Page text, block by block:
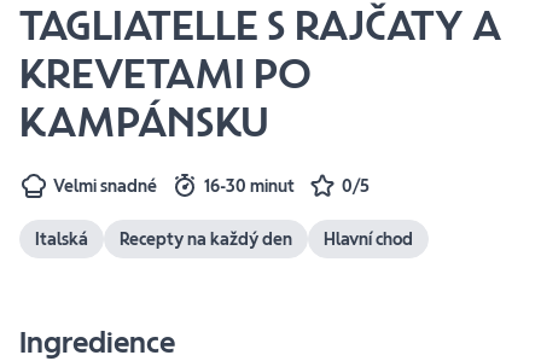
TAGLIATELLE S RAJČATY A
KREVETAMI PO
KAMPÁNSKU
Velmi snadné 16-30 minut 0/5
Italská Recepty na každý den Hlavní chod
Ingredience